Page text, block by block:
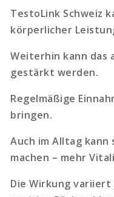
TestoLink Schweiz
körperlicher
Weiterhin kann das
gestärkt werden.
Regelmäßige
bringen.
Auch im Alltag kann
machen – mehr
Die Wirkung variiert